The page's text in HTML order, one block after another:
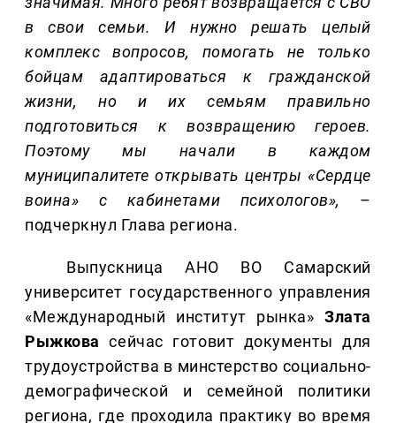
в свои семьи. И нужно решать целый
комплекс вопросов, помогать не только
бойцам адаптироваться к гражданской
жизни, но и их семьям правильно
подготовиться к возвращению героев.
Поэтому мы начали в каждом
муниципалитете открывать центры «Сердце
воина» с кабинетами психологов»,
–
подчеркнул Глава региона.
Выпускница АНО ВО Самарский
университет государственного управления
«Международный институт рынка»Злата
Рыжкова сейчас готовит документы для
трудоустройства в минстерство социально-
демографической и семейной политики
региона, где проходила практику во время